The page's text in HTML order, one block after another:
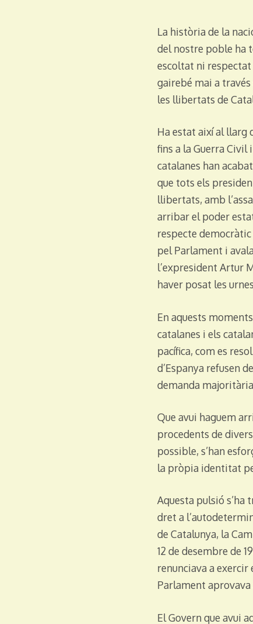
La història de la
del nostre poble ha
escoltat ni respectat
gairebé mai a
les llibertats de
Ha estat així al llarg
fins a la Guerra
catalanes han
que tots els
llibertats, amb
arribar el poder
respecte
pel Parlament i
l’expresident Artur
haver posat les
En aquests
catalanes i els
pacífica, com es
d’Espanya refusen
demanda
Que avui haguem
procedents de
possible, s’han
la pròpia identitat
Aquesta pulsió s’ha
dret a
de Catalunya, la
12 de desembre de
renunciava a exercir
Parlament
El Govern que avui